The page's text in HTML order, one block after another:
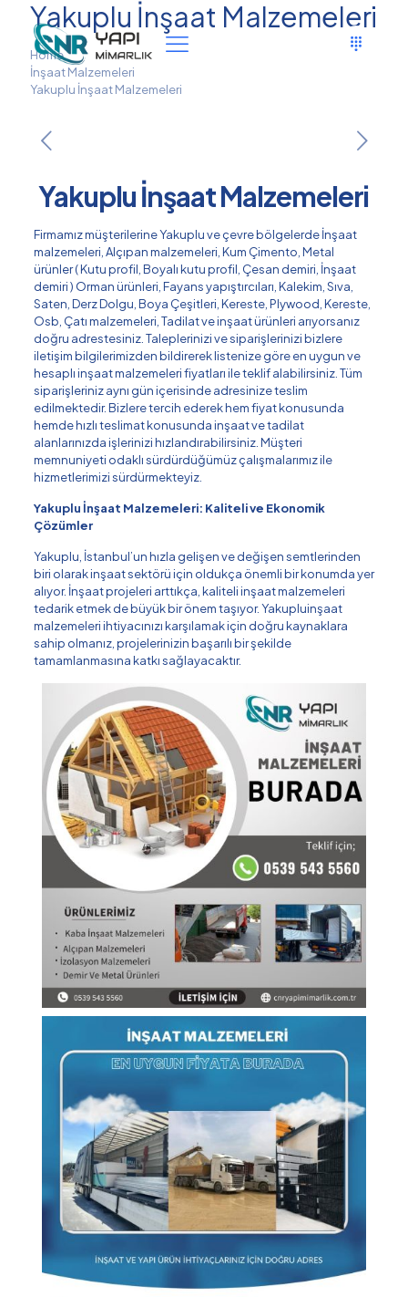
Yakuplu İnşaat Malzemeleri
Home
İnşaat Malzemeleri
Yakuplu İnşaat Malzemeleri
Yakuplu İnşaat Malzemeleri
Firmamız müşterilerine Yakuplu ve çevre bölgelerde İnşaat
malzemeleri, Alçıpan malzemeleri, Kum Çimento, Metal
ürünler ( Kutu profil, Boyalı kutu profil, Çesan demiri, İnşaat
demiri ) Orman ürünleri, Fayans yapıştırcıları, Kalekim, Sıva,
Saten, Derz Dolgu, Boya Çeşitleri, Kereste, Plywood, Kereste,
Osb, Çatı malzemeleri, Tadilat ve inşaat ürünleri arıyorsanız
doğru adrestesiniz. Taleplerinizi ve siparişlerinizi bizlere
iletişim bilgilerimizden bildirerek listenize göre en uygun ve
hesaplı inşaat malzemeleri fiyatları ile teklif alabilirsiniz. Tüm
siparişleriniz aynı gün içerisinde adresinize teslim
edilmektedir. Bizlere tercih ederek hem fiyat konusunda
hemde hızlı teslimat konusunda inşaat ve tadilat
alanlarınızda işlerinizi hızlandırabilirsiniz. Müşteri
memnuniyeti odaklı sürdürdüğümüz çalışmalarımız ile
hizmetlerimizi sürdürmekteyiz.
Yakuplu İnşaat Malzemeleri: Kaliteli ve Ekonomik
Çözümler
Yakuplu, İstanbul’un hızla gelişen ve değişen semtlerinden
biri olarak inşaat sektörü için oldukça önemli bir konumda yer
alıyor. İnşaat projeleri arttıkça, kaliteli inşaat malzemeleri
tedarik etmek de büyük bir önem taşıyor. Yakupluinşaat
malzemeleri ihtiyacınızı karşılamak için doğru kaynaklara
sahip olmanız, projelerinizin başarılı bir şekilde
tamamlanmasına katkı sağlayacaktır.